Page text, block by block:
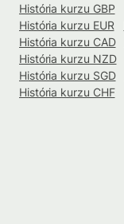
História kurzu GBP
História kurzu EUR
História kurzu CAD
História kurzu NZD
História kurzu SGD
História kurzu CHF